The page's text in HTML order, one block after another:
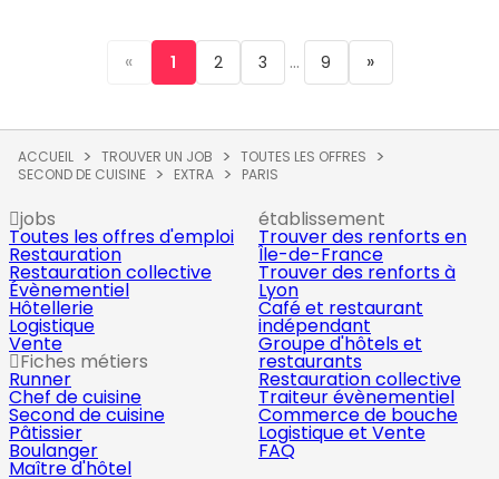
« 1 2 3 ... 9 »
ACCUEIL TROUVER UN JOB
TOUTES LES OFFRES
SECOND DE CUISINE
EXTRA PARIS
jobs
Toutes les offres d'emploi
Restauration
Restauration collective
Évènementiel
Hôtellerie
Logistique
Vente
Fiches métiers
Runner
Chef de cuisine
Second de cuisine
Pâtissier
Boulanger
Maître d'hôtel
établissement
Trouver des renforts en
Île-de-France
Trouver des renforts à
Lyon
Café et restaurant
indépendant
Groupe d'hôtels et
restaurants
Restauration collective
Traiteur évènementiel
Commerce de bouche
Logistique et Vente
FAQ